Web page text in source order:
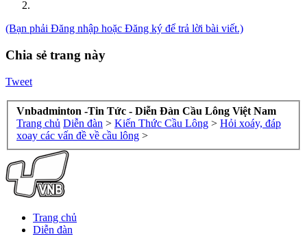
(Bạn phải Đăng nhập hoặc Đăng ký để trả lời bài viết.)
Chia sẻ trang này
Tweet
Vnbadminton -Tin Tức - Diễn Đàn Cầu Lông Việt Nam
Trang chủ Diễn đàn > Kiến Thức Cầu Lông > Hỏi xoáy, đáp
xoay các vấn đề về cầu lông >
Trang chủ
Diễn đàn